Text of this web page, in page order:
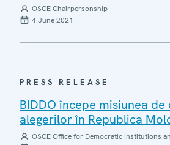
OSCE Chairpersonship
4 June 2021
PRESS RELEASE
BIDDO începe misiunea
alegerilor în Republica
OSCE Office for Democratic Institutions